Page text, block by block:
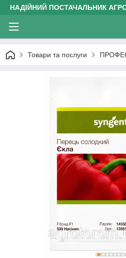
НАДІЙНИЙ ПОСТАЧАЛЬНИК
Товари та послуги